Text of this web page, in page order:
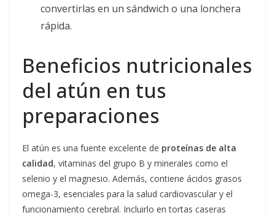
convertirlas en un sándwich o una lonchera
rápida.
Beneficios nutricionales
del atún en tus
preparaciones
El atún es una fuente excelente de proteínas de alta
calidad, vitaminas del grupo B y minerales como el
selenio y el magnesio. Además, contiene ácidos grasos
omega-3, esenciales para la salud cardiovascular y el
funcionamiento cerebral. Incluirlo en tortas caseras